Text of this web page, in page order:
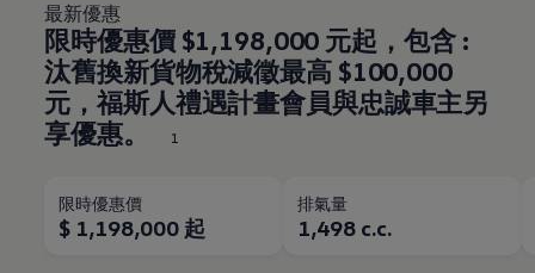
最新優惠
限時優惠價 $1,198,000 元起，包含 :
汰舊換新貨物稅減徵最高 $100,000
元，福斯人禮遇計畫會員與忠誠車主另
享優惠。
1
限時優惠價
$ 1,198,000 起
排氣量
1,498 c.c.